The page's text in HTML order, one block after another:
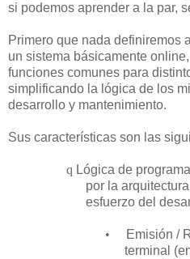
si podemos aprender a la par,
Primero que nada definiremos
un sistema básicamente
funciones comunes para
simplificando la lógica de los
desarrollo y mantenimiento.
Sus características son las
q Lógica de
por la
esfuerzo del
•
Emisión /
terminal